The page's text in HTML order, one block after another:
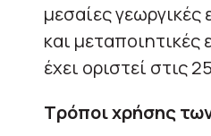
μεσαίες γεωργικές
και μεταποιητικές
έχει οριστεί στις
Τρόποι χρήσης